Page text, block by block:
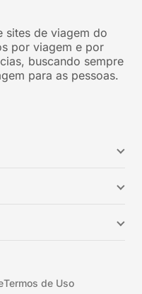
sites de viagem do
por viagem e por
buscando sempre
para as pessoas.
Termos de Uso